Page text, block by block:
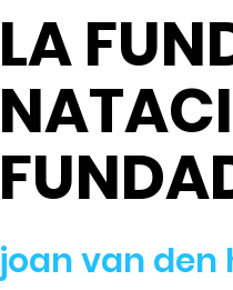
LA
joan van den